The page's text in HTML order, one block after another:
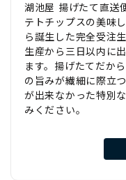
湖池屋 揚げたて直送
テトチップスの美味
ら誕生した完全受注
生産から三日以内に
ます。揚げたてだか
の旨みが繊細に際立
が出来なかった特別
みください。